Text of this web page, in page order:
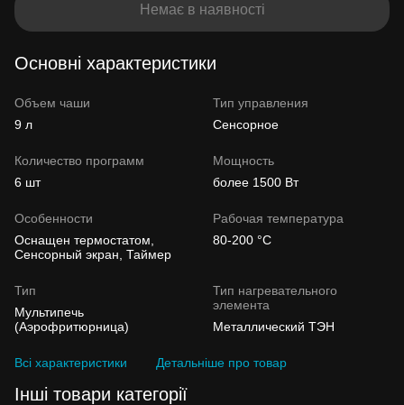
Немає в наявності
Основні характеристики
Объем чаши
9 л
Тип управления
Сенсорное
Количество программ
6 шт
Мощность
более 1500 Вт
Особенности
Оснащен термостатом,
Сенсорный экран, Таймер
Рабочая температура
80-200 °C
Тип
Мультипечь
(Аэрофритюрница)
Тип нагревательного
элемента
Металлический ТЭН
Всі характеристики Детальніше про товар
Інші товари категорії